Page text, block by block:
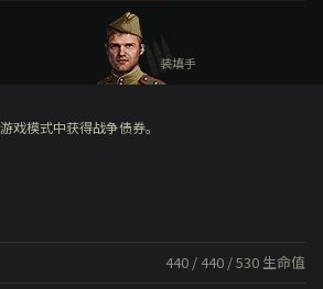
装填手
戏模式中获得战争债券。
440 / 440 /530 生命值